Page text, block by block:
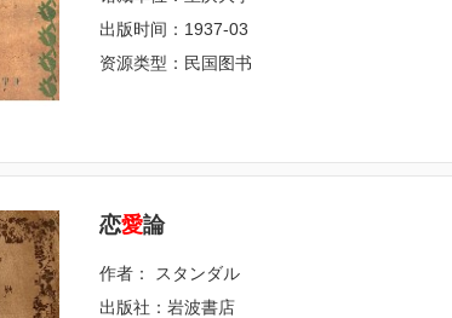
出版时间：1937-03
资源类型：民国图书
恋愛論
作者： スタンダル
出版社：岩波書店